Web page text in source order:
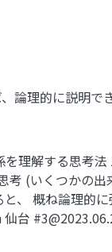
論理的に説明で
理解する思考法
考 (いくつかの出
、 概ね論理的
仙台 #